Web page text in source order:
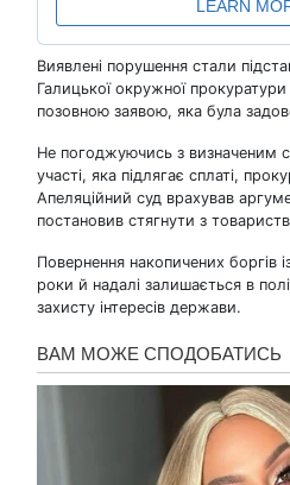
Виявлені порушення стали
Галицької окружної
позовною заявою, яка була
Не погоджуючись з визначеним
участі, яка підлягає сплаті,
Апеляційний суд врахував
постановив стягнути з
Повернення накопичених боргів
роки й надалі залишається в
захисту інтересів держави.